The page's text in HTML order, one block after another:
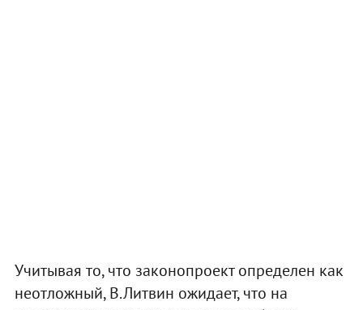
Учитывая то, что законопроект определен как
неотложный, В.Литвин ожидает, что на